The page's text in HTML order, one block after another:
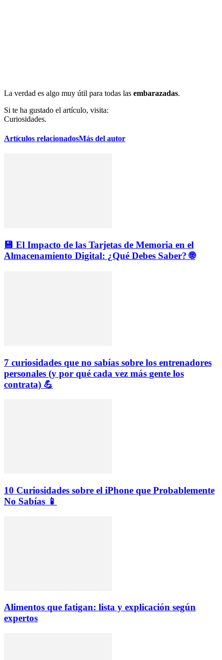
La verdad es algo muy útil para todas las embarazadas.
Si te ha gustado el artículo, visita:
Curiosidades.
Artículos relacionadosMás del autor
💾 El Impacto de las Tarjetas de Memoria en el
Almacenamiento Digital: ¿Qué Debes Saber? 🌐
7 curiosidades que no sabías sobre los entrenadores
personales (y por qué cada vez más gente los
contrata) 💪
10 Curiosidades sobre el iPhone que Probablemente
No Sabías 📱
Alimentos que fatigan: lista y explicación según
expertos